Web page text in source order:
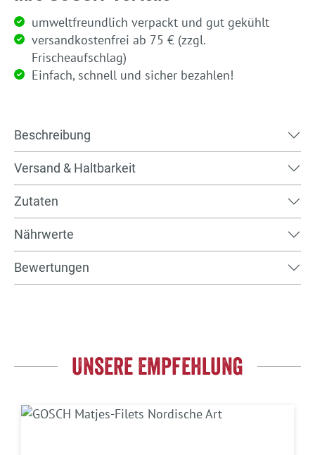
umweltfreundlich verpackt und gut gekühlt
versandkostenfrei ab 75 € (zzgl.
Frischeaufschlag)
Einfach, schnell und sicher bezahlen!
Beschreibung
Versand & Haltbarkeit
Zutaten
Nährwerte
Bewertungen
Unsere Empfehlung
Produktgalerie überspringen